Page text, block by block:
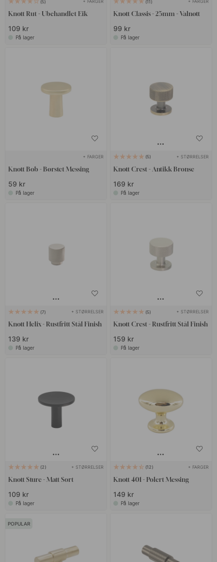
5 + FARGER
Knott Rut - Ubehandlet Eik
109 kr
På lager
11 + FARGER
Knott Classis - 25mm - Valnøtt
99 kr
På lager
+ FARGER
Knott Bob - Børstet Messing
59 kr
På lager
5 + STØRRELSER
Knott Crest - Antikk Bronse
169 kr
På lager
7 + STØRRELSER
Knott Helix - Rustfritt Stål Finish
139 kr
På lager
5 + STØRRELSER
Knott Crest - Rustfritt Stål Finish
159 kr
På lager
2 + STØRRELSER
Knott Sture - Matt Sort
109 kr
På lager
12 + FARGER
Knott 401 - Polert Messing
149 kr
På lager
POPULAR